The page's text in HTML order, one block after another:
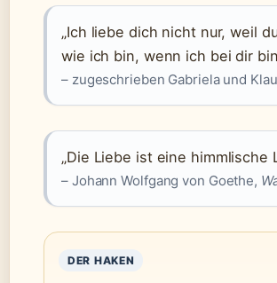
„Ich liebe dich nicht nur, weil
wie ich bin, wenn ich bei dir
– zugeschrieben Gabriela und
„Die Liebe ist eine himmlische
– Johann Wolfgang von Goethe,
DER HAKEN